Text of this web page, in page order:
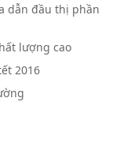
dẫn đầu thị phần
lượng cao
2016